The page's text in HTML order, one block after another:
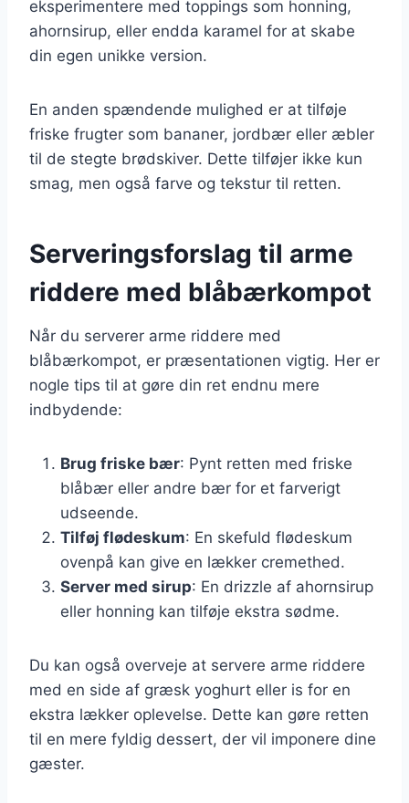
eksperimentere med toppings som honning,
ahornsirup, eller endda karamel for at skabe
din egen unikke version.
En anden spændende mulighed er at tilføje
friske frugter som bananer, jordbær eller æbler
til de stegte brødskiver. Dette tilføjer ikke kun
smag, men også farve og tekstur til retten.
Serveringsforslag til arme
riddere med blåbærkompot
Når du serverer arme riddere med
blåbærkompot, er præsentationen vigtig. Her er
nogle tips til at gøre din ret endnu mere
indbydende:
Brug friske bær: Pynt retten med friske
blåbær eller andre bær for et farverigt
udseende.
Tilføj flødeskum: En skefuld flødeskum
ovenpå kan give en lækker cremethed.
Server med sirup: En drizzle af ahornsirup
eller honning kan tilføje ekstra sødme.
Du kan også overveje at servere arme riddere
med en side af græsk yoghurt eller is for en
ekstra lækker oplevelse. Dette kan gøre retten
til en mere fyldig dessert, der vil imponere dine
gæster.